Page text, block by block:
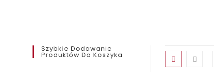
Szybkie Dodawanie
Produktów Do Koszyka